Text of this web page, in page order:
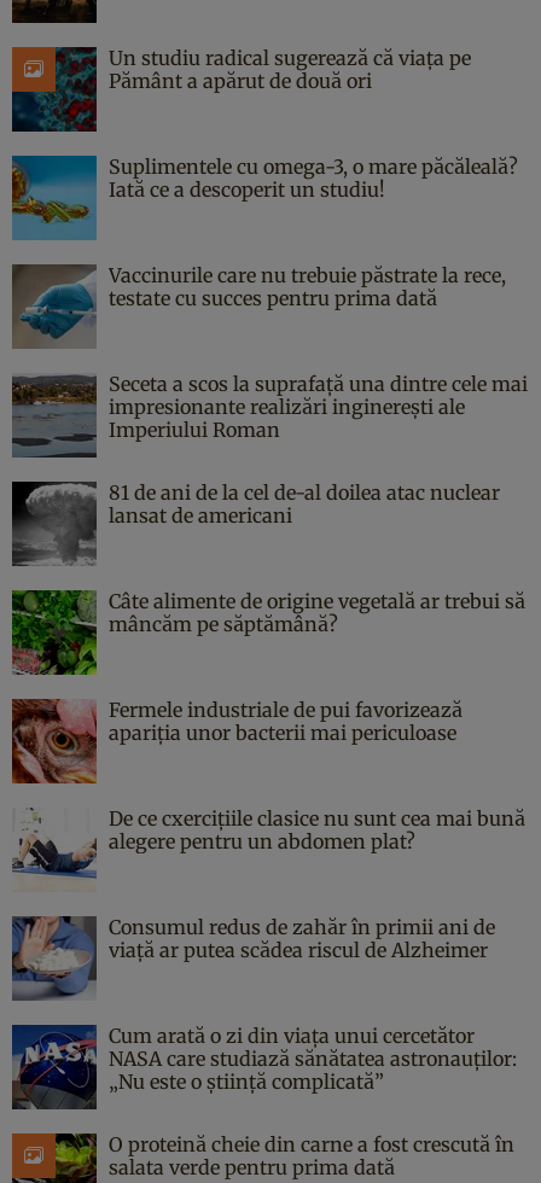
Un studiu radical sugerează că viața pe
Pământ a apărut de două ori
Suplimentele cu omega-3, o mare păcăleală?
Iată ce a descoperit un studiu!
Vaccinurile care nu trebuie păstrate la rece,
testate cu succes pentru prima dată
Seceta a scos la suprafață una dintre cele mai
impresionante realizări inginerești ale
Imperiului Roman
81 de ani de la cel de-al doilea atac nuclear
lansat de americani
Câte alimente de origine vegetală ar trebui să
mâncăm pe săptămână?
Fermele industriale de pui favorizează
apariția unor bacterii mai periculoase
De ce cxercițiile clasice nu sunt cea mai bună
alegere pentru un abdomen plat?
Consumul redus de zahăr în primii ani de
viață ar putea scădea riscul de Alzheimer
Cum arată o zi din viața unui cercetător
NASA care studiază sănătatea astronauților:
„Nu este o știință complicată”
O proteină cheie din carne a fost crescută în
salata verde pentru prima dată